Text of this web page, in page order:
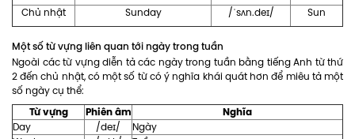
Chủ nhật
Sunday /ˈsʌn.deɪ/ Sun
Một số từ vựng liên quan tới ngày trong tuần
Ngoài các từ vựng diễn tả các ngày trong tuần bằng tiếng Anh từ thứ
2 đến chủ nhật, có một số từ có ý nghĩa khái quát hơn để miêu tả một
số ngày cụ thể:
Từ vựng Phiên âm Nghĩa
Day /deɪ/
Ngày